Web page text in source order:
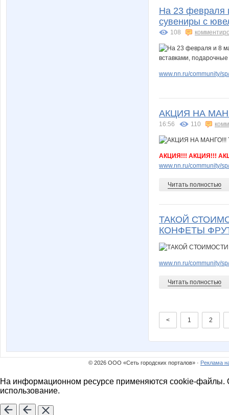
На 23 февраля
сувениры с
108
www.nn.ru/community/
АКЦИЯ НА
16:56 110
АКЦИЯ!!! АКЦИЯ!!!
www.nn.ru/community/
Читать полностью
ТАКОЙ
КОНФЕТЫ
www.nn.ru/community/
Читать полностью
< 1 2
© 2026 ООО «Сеть городских порталов» · Реклама
На информационном ресурсе применяются cookie-файлы.
использование.